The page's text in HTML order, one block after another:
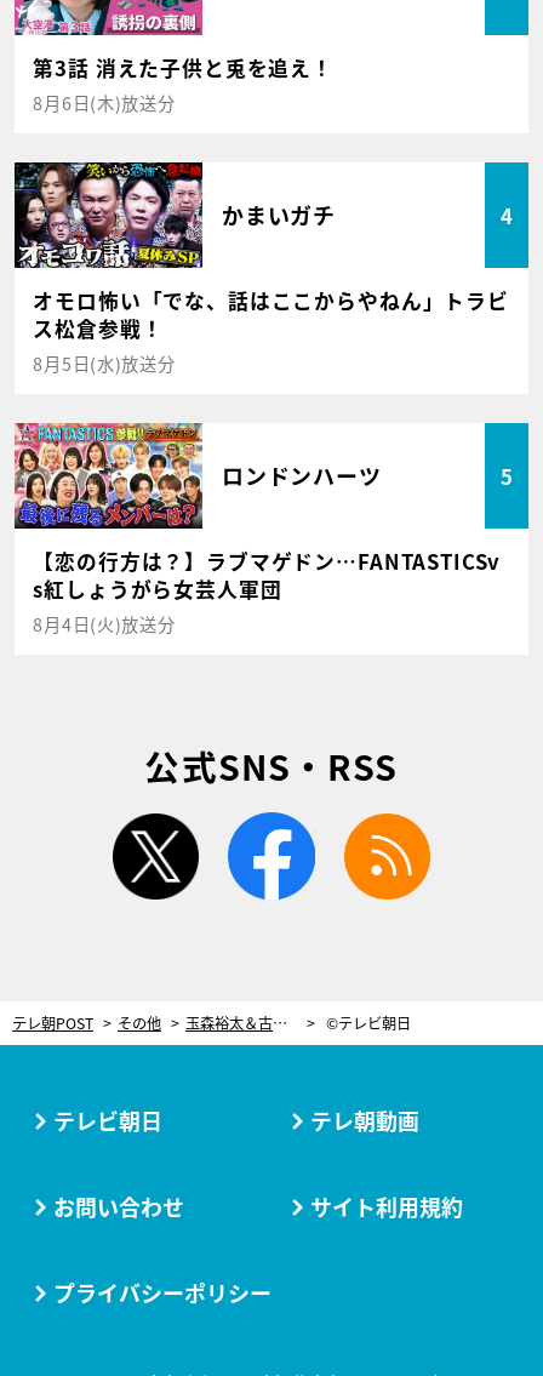
第3話 消えた子供と兎を追え！
8月6日(木)放送分
かまいガチ 4
オモロ怖い「でな、話はここからやねん」トラビ
ス松倉参戦！
8月5日(水)放送分
ロンドンハーツ 5
【恋の行方は？】ラブマゲドン…FANTASTICSv
s紅しょうがら女芸人軍団
8月4日(火)放送分
公式SNS・RSS
twitter facebook
テレ朝POST その他 玉森裕太＆古川雄輝のつなぎ姿が可愛すぎ！【重要参考人探偵・第5話】 ©テレビ朝日
テレビ朝日 テレ朝動画
お問い合わせ サイト利用規約
プライバシーポリシー